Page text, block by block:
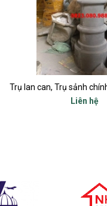
Trụ lan can, Trụ sảnh chính, Trụ cột ban công, Trụ bậc tam cấp